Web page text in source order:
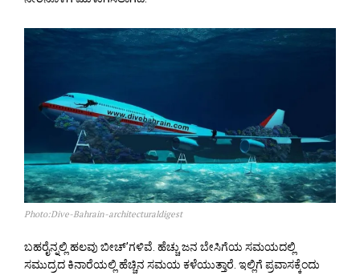
Photo:Dive-Bahrain-architecturaldigest
ಬಹರೈನ್ನಲ್ಲಿ ಹಲವು ಬೀಚ್’ಗಳಿವೆ. ಹೆಚ್ಚು ಜನ ಬೇಸಿಗೆಯ ಸಮಯದಲ್ಲಿ
ಸಮುದ್ರದ ಕಿನಾರೆಯಲ್ಲಿ ಹೆಚ್ಚಿನ ಸಮಯ ಕಳೆಯುತ್ತಾರೆ. ಇಲ್ಲಿಗೆ ಪ್ರವಾಸಕ್ಕೆಂದು